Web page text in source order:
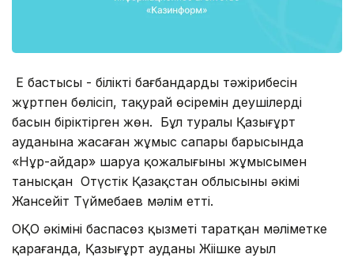
Ең бастысы - білікті бағбандардың тәжірибесін
жұртпен бөлісіп, таңқурай өсіремін деушілердің
басын біріктірген жөн. Бұл туралы Қазығұрт
ауданына жасаған жұмыс сапары барысында
«Нұр-айдар» шаруа қожалығының жұмысымен
танысқан Оңтүстік Қазақстан облысының әкімі
Жансейіт Түймебаев мәлім етті.
ОҚО әкімінің баспасөз қызметі таратқан мәліметке
қарағанда, Қазығұрт ауданы Жіңішке ауыл